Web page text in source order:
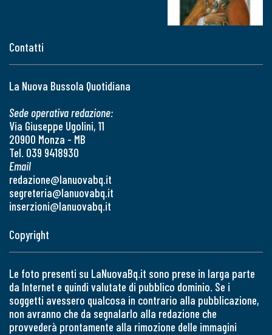
Contatti
La Nuova Bussola Quotidiana
Sede operativa redazione:
Via Giuseppe Ugolini, 11
20900 Monza - MB
Tel. 039 9418930
Email
redazione@lanuovabq.it
segreteria@lanuovabq.it
inserzioni@lanuovabq.it
Copyright
Le foto presenti su LaNuovaBq.it sono prese in larga parte
da Internet e quindi valutate di pubblico dominio. Se i
soggetti avessero qualcosa in contrario alla pubblicazione,
non avranno che da segnalarlo alla redazione che
provvederà prontamente alla rimozione delle immagini